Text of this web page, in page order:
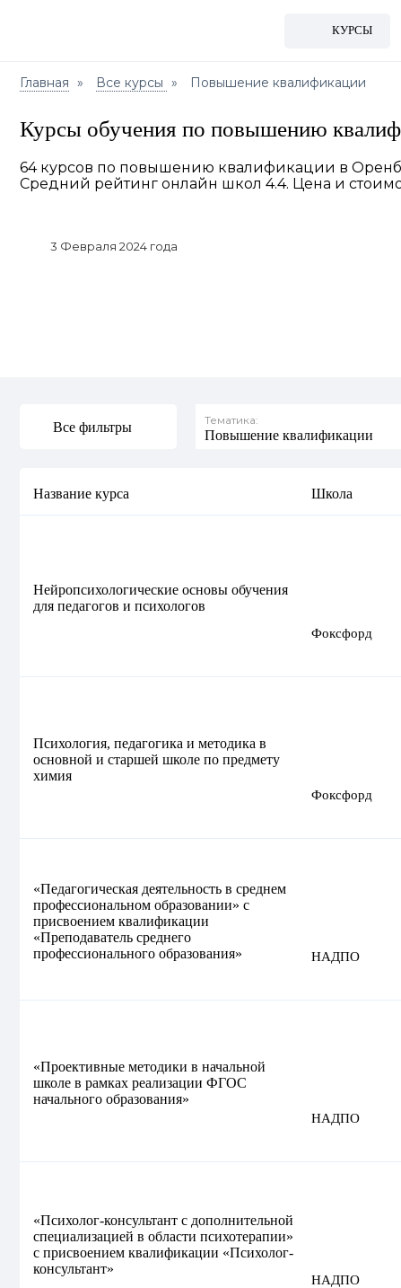
КУРСЫ
Главная Все курсы Повышение квалификации
Курсы обучения по повышению
64 курсов по повышению квалификации в
Средний рейтинг онлайн школ 4.4. Цена и
3 Февраля 2024 года
Все фильтры Тематика:
Повышение квалификации
Название курса Школа
Нейропсихологические основы обучения
для педагогов и психологов
Фоксфорд
Психология, педагогика и методика в
основной и старшей школе по предмету
химия
Фоксфорд
«Педагогическая деятельность в среднем
профессиональном образовании» с
присвоением квалификации
«Преподаватель среднего
профессионального образования»
НАДПО
«Проективные методики в начальной
школе в рамках реализации ФГОС
начального образования»
НАДПО
«Психолог-консультант с дополнительной
специализацией в области психотерапии»
с присвоением квалификации «Психолог-
консультант»
НАДПО